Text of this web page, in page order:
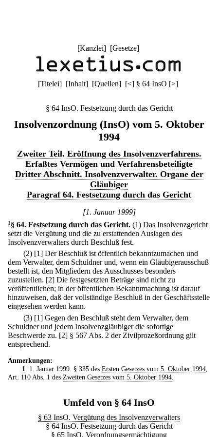
[Kanzlei] [Gesetze]
[Titelei] [Inhalt] [Quellen] [<] § 64 InsO [>]
§ 64 InsO. Festsetzung durch das Gericht
Insolvenzordnung (InsO) vom 5. Oktober
1994
Zweiter Teil. Eröffnung des Insolvenzverfahrens.
Erfaßtes Vermögen und Verfahrensbeteiligte
Dritter Abschnitt. Insolvenzverwalter. Organe der
Gläubiger
Paragraf 64. Festsetzung durch das Gericht
[1. Januar 1999]
1 § 64. Festsetzung durch das Gericht. (1) Das Insolvenzgericht
setzt die Vergütung und die zu erstattenden Auslagen des
Insolvenzverwalters durch Beschluß fest.
(2) [1] Der Beschluß ist öffentlich bekanntzumachen und
dem Verwalter, dem Schuldner und, wenn ein Gläubigerausschuß
bestellt ist, den Mitgliedern des Ausschusses besonders
zuzustellen. [2] Die festgesetzten Beträge sind nicht zu
veröffentlichen; in der öffentlichen Bekanntmachung ist darauf
hinzuweisen, daß der vollständige Beschluß in der Geschäftsstelle
eingesehen werden kann.
(3) [1] Gegen den Beschluß steht dem Verwalter, dem
Schuldner und jedem Insolvenzgläubiger die sofortige
Beschwerde zu. [2] § 567 Abs. 2 der Zivilprozeßordnung gilt
entsprechend.
Anmerkungen:
1
. 1. Januar 1999: § 335 des Ersten Gesetzes vom 5. Oktober 1994,
Art. 110 Abs. 1 des Zweiten Gesetzes vom 5. Oktober 1994
Umfeld von § 64 InsO
§ 63 InsO. Vergütung des Insolvenzverwalters
§ 64 InsO. Festsetzung durch das Gericht
§ 65 InsO. Verordnungsermächtigung